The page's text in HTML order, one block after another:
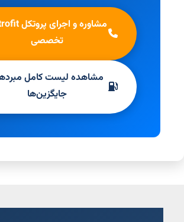
مشاوره و اجرای پروتکل Retrofit
تخصصی
مشاهده لیست کامل مبردها و
جایگزین‌ها